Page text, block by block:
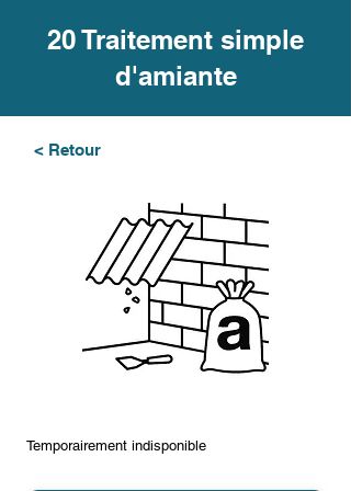
20 Traitement simple
d'amiante
< Retour
Temporairement indisponible